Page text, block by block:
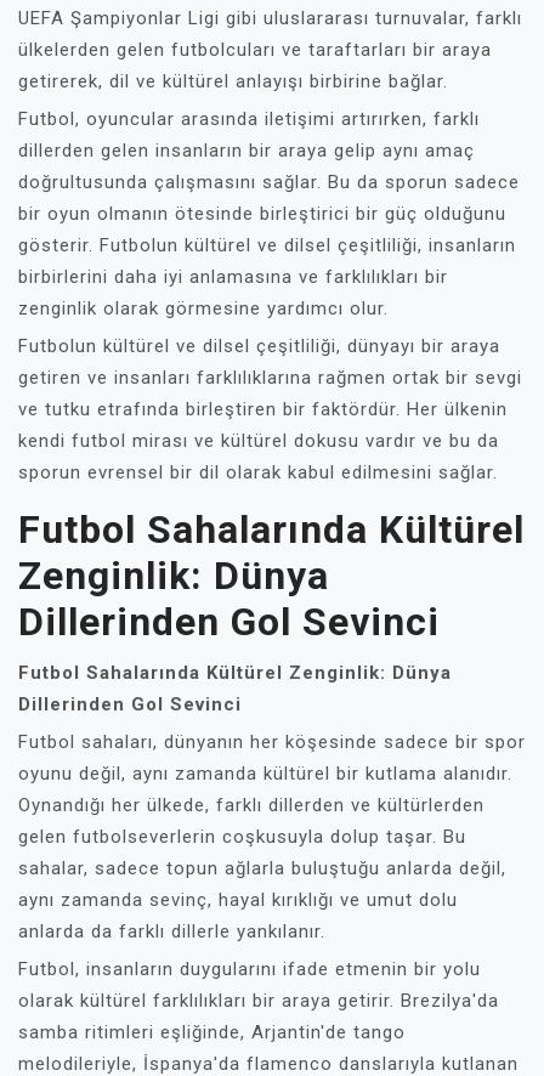
UEFA Şampiyonlar Ligi gibi uluslararası turnuvalar, farklı
ülkelerden gelen futbolcuları ve taraftarları bir araya
getirerek, dil ve kültürel anlayışı birbirine bağlar.
Futbol, oyuncular arasında iletişimi artırırken, farklı
dillerden gelen insanların bir araya gelip aynı amaç
doğrultusunda çalışmasını sağlar. Bu da sporun sadece
bir oyun olmanın ötesinde birleştirici bir güç olduğunu
gösterir. Futbolun kültürel ve dilsel çeşitliliği, insanların
birbirlerini daha iyi anlamasına ve farklılıkları bir
zenginlik olarak görmesine yardımcı olur.
Futbolun kültürel ve dilsel çeşitliliği, dünyayı bir araya
getiren ve insanları farklılıklarına rağmen ortak bir sevgi
ve tutku etrafında birleştiren bir faktördür. Her ülkenin
kendi futbol mirası ve kültürel dokusu vardır ve bu da
sporun evrensel bir dil olarak kabul edilmesini sağlar.
Futbol Sahalarında Kültürel
Zenginlik: Dünya
Dillerinden Gol Sevinci
Futbol Sahalarında Kültürel Zenginlik: Dünya
Dillerinden Gol Sevinci
Futbol sahaları, dünyanın her köşesinde sadece bir spor
oyunu değil, aynı zamanda kültürel bir kutlama alanıdır.
Oynandığı her ülkede, farklı dillerden ve kültürlerden
gelen futbolseverlerin coşkusuyla dolup taşar. Bu
sahalar, sadece topun ağlarla buluştuğu anlarda değil,
aynı zamanda sevinç, hayal kırıklığı ve umut dolu
anlarda da farklı dillerle yankılanır.
Futbol, insanların duygularını ifade etmenin bir yolu
olarak kültürel farklılıkları bir araya getirir. Brezilya'da
samba ritimleri eşliğinde, Arjantin'de tango
melodileriyle, İspanya'da flamenco danslarıyla kutlanan